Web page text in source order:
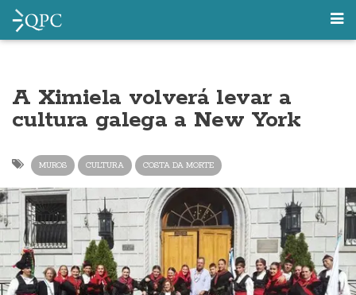
A Ximiela volverá levar a
cultura galega a New York
MUROS CULTURA COSTA DA MORTE